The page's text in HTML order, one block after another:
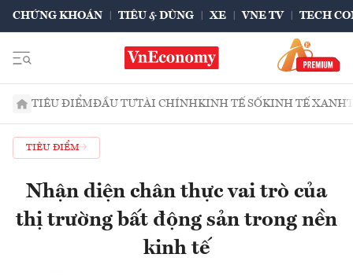
CHỨNG KHOÁN TIÊU & DÙNG XE VNE TV TECH
TIÊU ĐIỂMĐẦU TƯTÀI CHÍNHKINH TẾ SỐKINH TẾ XANH
TIÊU ĐIỂM
Nhận diện chân thực vai trò của
thị trường bất động sản trong nền
kinh tế